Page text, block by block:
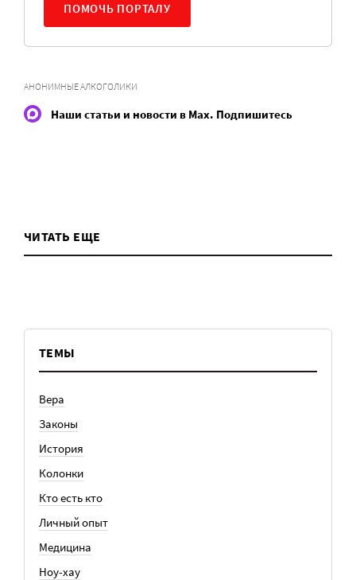
ПОМОЧЬ ПОРТАЛУ
АНОНИМНЫЕ АЛКОГОЛИКИ
Наши статьи и новости в Max. Подпишитесь
ЧИТАТЬ ЕЩЕ
ТЕМЫ
Вера
Законы
История
Колонки
Кто есть кто
Личный опыт
Медицина
Ноу-хау